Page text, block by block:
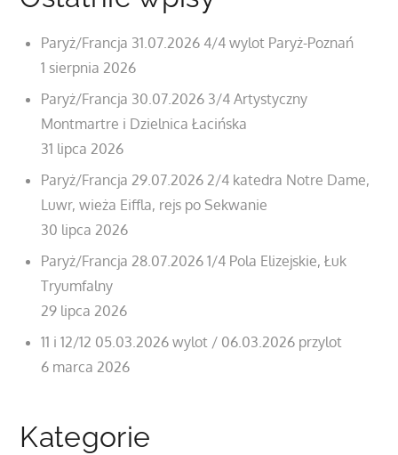
Paryż/Francja 31.07.2026 4/4 wylot Paryż-Poznań
1 sierpnia 2026
Paryż/Francja 30.07.2026 3/4 Artystyczny
Montmartre i Dzielnica Łacińska
31 lipca 2026
Paryż/Francja 29.07.2026 2/4 katedra Notre Dame,
Luwr, wieża Eiffla, rejs po Sekwanie
30 lipca 2026
Paryż/Francja 28.07.2026 1/4 Pola Elizejskie, Łuk
Tryumfalny
29 lipca 2026
11 i 12/12 05.03.2026 wylot / 06.03.2026 przylot
6 marca 2026
Kategorie